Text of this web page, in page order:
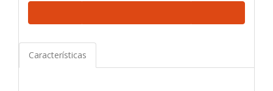
Características